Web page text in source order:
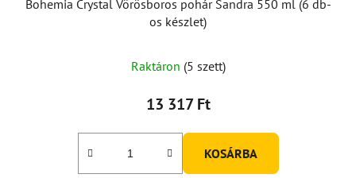
Bohemia Crystal Vörösboros pohár Sandra 550 ml (6 db-
os készlet)
Raktáron (5 szett)
13 317 Ft
KOSÁRBA